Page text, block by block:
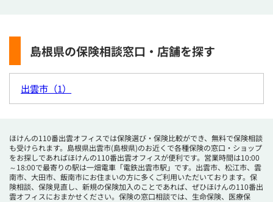
島根県の保険相談窓口・店舗を探す
出雲市（1）
ほけんの110番出雲オフィスでは保険選び・保険比較ができ、無料で保険相談
も受けられます。島根県出雲市(島根県)のお近くで各種保険の窓口・ショップ
をお探しであればほけんの110番出雲オフィスが便利です。営業時間は10:00
～18:00で最寄りの駅は一畑電車「電鉄出雲市駅」です。出雲市、松江市、雲
南市、大田市、飯南市にお住まいの方に多くご利用いただいております。保
険相談、保険見直し、新規の保険加入のことであれば、ぜひほけんの110番出
雲オフィスにおまかせください。保険の窓口相談では、生命保険、医療保